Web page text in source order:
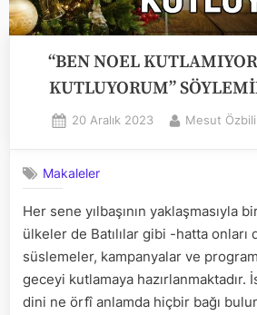
“BEN NOEL
KUTLUYORUM”
Posted
20 Aralık 2023 By
Mesut
Makaleler
Her sene yılbaşının yaklaşmasıyla
ülkeler de Batılılar gibi -hatta
süslemeler, kampanyalar ve
geceyi kutlamaya hazırlanmaktadır.
dini ne örfî anlamda hiçbir bağı